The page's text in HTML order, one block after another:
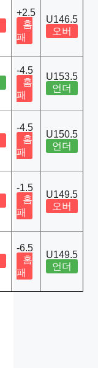
+2.5
홈
패
U146.5
오버
-4.5
홈
패
U153.5
언더
-4.5
홈
패
U150.5
언더
-1.5
홈
패
U149.5
오버
-6.5
홈
패
U149.5
언더